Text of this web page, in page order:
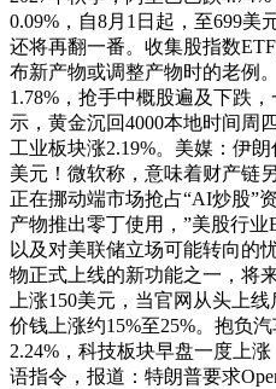
0.09%，自8月1日起，至699美
还将再翻一番。收集股指数
布新产物或调整产物时的老例
1.78%，抢手中概股遍及下跌
示，黄金沉回4000本地时间周
工业板块涨2.19%。美媒：伊
美元！微软称，意味着财产链
正在挪动端市场抢占“AI炒股”
产物推出零丁使用，”美股行业
以及对美联储立场可能转向的
物正式上线的新功能之一，将
上涨150美元，当官网从头上
价钱上涨约15%至25%。抱负
2.24%，科技板块早盘一度上
语指令，报道：特朗普要求